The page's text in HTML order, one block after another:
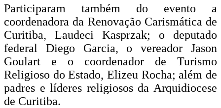
Participaram também do evento a
coordenadora da Renovação Carismática de
Curitiba, Laudeci Kasprzak; o deputado
federal Diego Garcia, o vereador Jason
Goulart e o coordenador de Turismo
Religioso do Estado, Elizeu Rocha; além de
padres e líderes religiosos da Arquidiocese
de Curitiba.